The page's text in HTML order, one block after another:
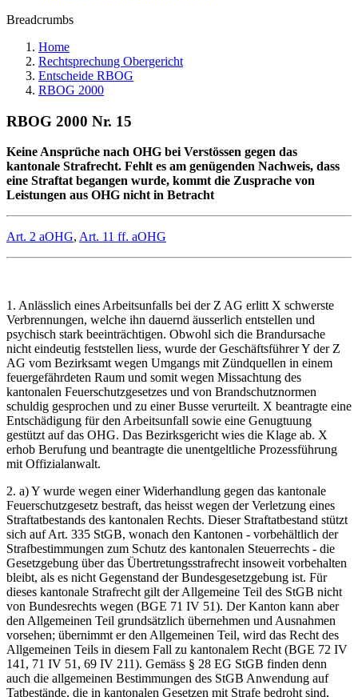
Breadcrumbs
Home
Rechtsprechung Obergericht
Entscheide RBOG
RBOG 2000
RBOG 2000 Nr. 15
Keine Ansprüche nach OHG bei Verstössen gegen das
kantonale Strafrecht. Fehlt es am genügenden Nachweis, dass
eine Straftat begangen wurde, kommt die Zusprache von
Leistungen aus OHG nicht in Betracht
Art. 2 aOHG, Art. 11 ff. aOHG
1. Anlässlich eines Arbeitsunfalls bei der Z AG erlitt X schwerste
Verbrennungen, welche ihn dauernd äusserlich entstellen und
psychisch stark beeinträchtigen. Obwohl sich die Brandursache
nicht eindeutig feststellen liess, wurde der Geschäftsführer Y der Z
AG vom Bezirksamt wegen Umgangs mit Zündquellen in einem
feuergefährdeten Raum und somit wegen Missachtung des
kantonalen Feuerschutzgesetzes und von Brandschutznormen
schuldig gesprochen und zu einer Busse verurteilt. X beantragte eine
Entschädigung für den Arbeitsunfall sowie eine Genugtuung
gestützt auf das OHG. Das Bezirksgericht wies die Klage ab. X
erhob Berufung und beantragte die unentgeltliche Prozessführung
mit Offizialanwalt.
2. a) Y wurde wegen einer Widerhandlung gegen das kantonale
Feuerschutzgesetz bestraft, das heisst wegen der Verletzung eines
Straftatbestands des kantonalen Rechts. Dieser Straftatbestand stützt
sich auf Art. 335 StGB, wonach den Kantonen - vorbehältlich der
Strafbestimmungen zum Schutz des kantonalen Steuerrechts - die
Gesetzgebung über das Übertretungsstrafrecht insoweit vorbehalten
bleibt, als es nicht Gegenstand der Bundesgesetzgebung ist. Für
dieses kantonale Strafrecht gilt der Allgemeine Teil des StGB nicht
von Bundesrechts wegen (BGE 71 IV 51). Der Kanton kann aber
den Allgemeinen Teil grundsätzlich übernehmen und Ausnahmen
vorsehen; übernimmt er den Allgemeinen Teil, wird das Recht des
Allgemeinen Teils in diesem Fall zu kantonalem Recht (BGE 72 IV
141, 71 IV 51, 69 IV 211). Gemäss § 28 EG StGB finden denn
auch die allgemeinen Bestimmungen des StGB Anwendung auf
Tatbestände, die in kantonalen Gesetzen mit Strafe bedroht sind,